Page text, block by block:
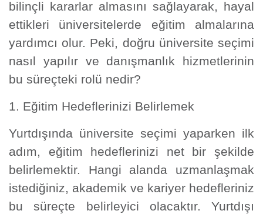
bilinçli kararlar almasını sağlayarak, hayal
ettikleri üniversitelerde eğitim almalarına
yardımcı olur. Peki, doğru üniversite seçimi
nasıl yapılır ve danışmanlık hizmetlerinin
bu süreçteki rolü nedir?
1. Eğitim Hedeflerinizi Belirlemek
Yurtdışında üniversite seçimi yaparken ilk
adım, eğitim hedeflerinizi net bir şekilde
belirlemektir. Hangi alanda uzmanlaşmak
istediğiniz, akademik ve kariyer hedefleriniz
bu süreçte belirleyici olacaktır. Yurtdışı